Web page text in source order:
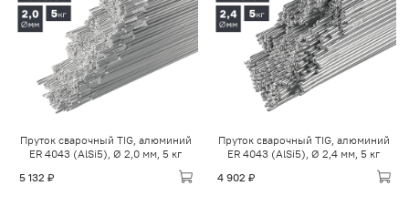
Пруток сварочный TIG, алюминий
ER 4043 (AlSi5), Ø 2,0 мм, 5 кг
5 132 ₽
Пруток сварочный TIG, алюминий
ER 4043 (AlSi5), Ø 2,4 мм, 5 кг
4 902 ₽